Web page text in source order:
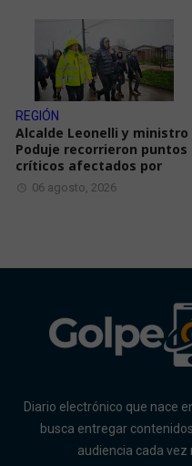
REGIÓN
Alcalde Leonelli y ministro
Poduje recorrieron puntos
críticos afectados por
06 agosto, 2026
Diario electrónico que nace
busca entregar
audiencia cada vez